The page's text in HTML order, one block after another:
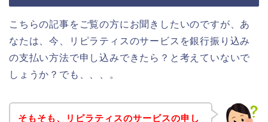
こちらの記事をご覧の方にお聞きしたいのですが、あ
なたは、今、リピラティスのサービスを銀行振り込み
の支払い方法で申し込みできたら？と考えていないで
しょうか？でも、、、。
そもそも、リピラティスのサービスの申し